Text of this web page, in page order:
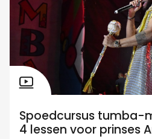
Spoedcursus tumba-
4 lessen voor prinses